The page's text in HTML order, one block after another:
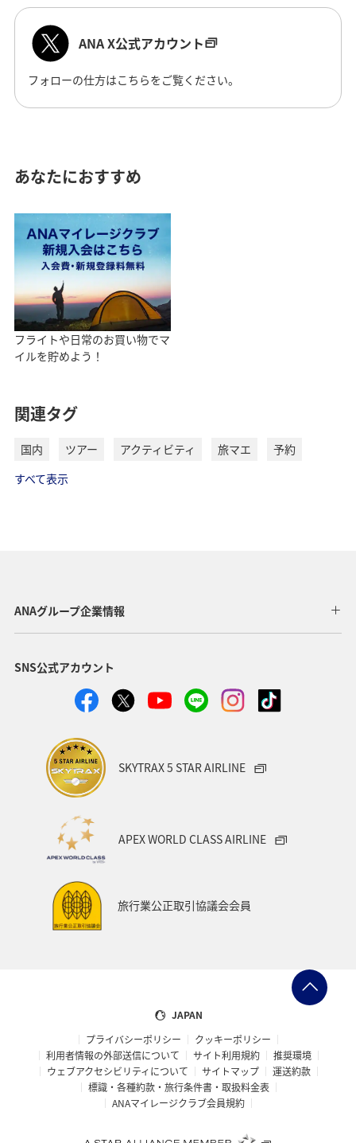
ANA X公式アカウント
フォローの仕方はこちらをご覧ください。
あなたにおすすめ
フライトや日常のお買い物でマ
イルを貯めよう！
関連タグ
国内 ツアー アクティビティ 旅マエ
予約
すべて表示
ANAグループ企業情報
SNS公式アカウント
SKYTRAX 5 STAR AIRLINE
APEX WORLD CLASS AIRLINE
旅行業公正取引協議会会員
JAPAN
プライバシーポリシー
クッキーポリシー
利用者情報の外部送信について
サイト利用規約
推奨環境
ウェブアクセシビリティについて
サイトマップ
運送約款
標識・各種約款・旅行条件書・取扱料金表
ANAマイレージクラブ会員規約